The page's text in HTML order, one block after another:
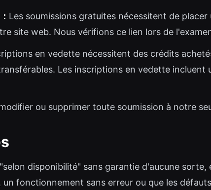
Les soumissions gratuites nécessitent de
site web. Nous vérifions ce lien lors de
en vedette nécessitent des crédits
Les inscriptions en vedette incluent
ou supprimer toute soumission à notre
disponibilité" sans garantie d'aucune sorte,
fonctionnement sans erreur ou que les